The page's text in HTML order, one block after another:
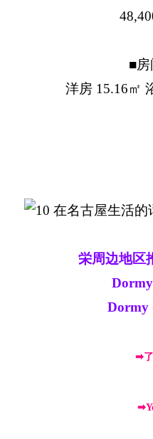
■房
洋房 15.16㎡
栄周边地区
Dormy
➡